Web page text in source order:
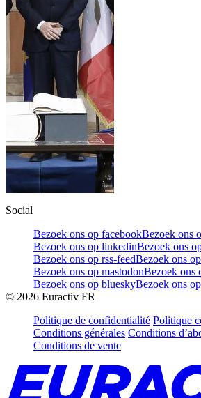
Social
Bezoek ons op facebookBezoek ons
Bezoek ons op linkedinBezoek ons
Bezoek ons op rss-feedBezoek ons
Bezoek ons op mastodonBezoek ons
Bezoek ons op blueskyBezoek ons
© 2026 Euractiv FR
Politique de confidentialité Politique
Conditions générales Conditions
Conditions de vente